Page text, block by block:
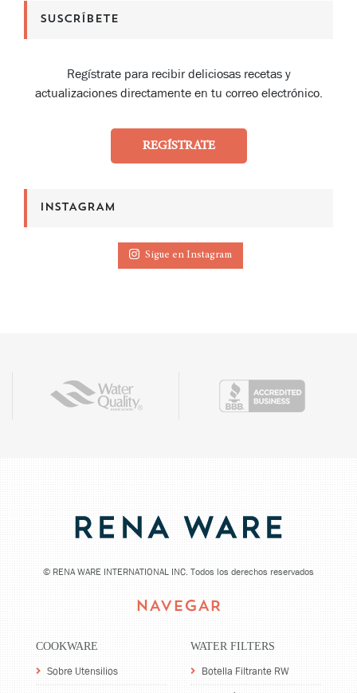
SUSCRÍBETE
Regístrate para recibir deliciosas recetas y
actualizaciones directamente en tu correo electrónico.
REGÍSTRATE
INSTAGRAM
Sigue en Instagram
© RENA WARE INTERNATIONAL INC. Todos los derechos reservados
NAVEGAR
COOKWARE
Sobre Utensilios
WATER FILTERS
Botella Filtrante RW